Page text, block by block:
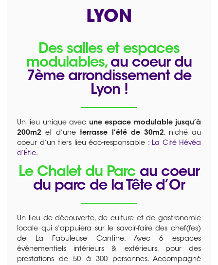
LYON
Des salles et espaces
modulables,au coeur du
7ème arrondissement de
Lyon !
Un lieu unique avec une espace modulable jusqu’à
200m2 et d’uneterrasse l’été de 30m2, niché au
coeur d’un tiers lieu éco-responsable : La Cité Hévéa
d’Étic.
Le Chalet du Parc au coeur
du parc de la Tête d’Or
Un lieu de découverte, de culture et de gastronomie
locale qui s’appuiera sur le savoir-faire des chef(fes)
de La Fabuleuse Cantine. Avec 6 espaces
événementiels intérieurs & extérieurs, pour des
prestations de 50 à 300 personnes. Accompagné